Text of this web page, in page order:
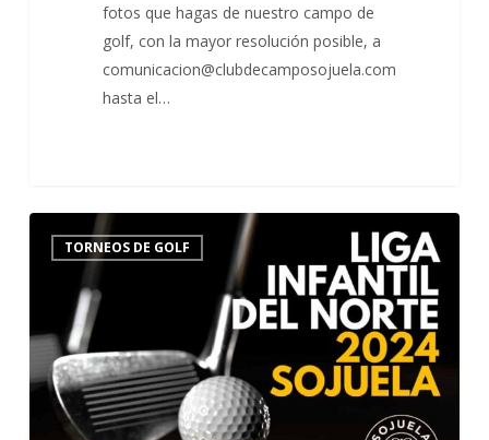
fotos que hagas de nuestro campo de
golf, con la mayor resolución posible, a
comunicacion@clubdecamposojuela.com
hasta el…
Infantil
2024
Sojuela
TORNEOS DE GOLF